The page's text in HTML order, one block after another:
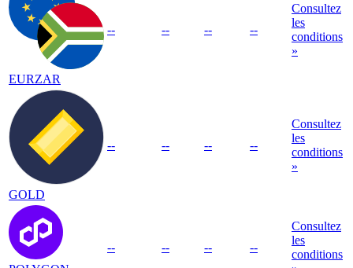
EURZAR
-- -- -- --
Consultez
les
conditions
»
GOLD
-- -- -- --
Consultez
les
conditions
»
-- -- -- --
Consultez
les
conditions